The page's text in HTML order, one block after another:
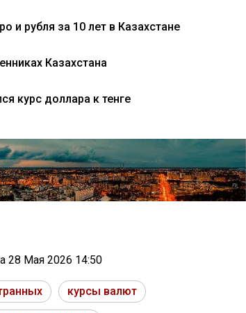
и рубля за 10 лет в Казахстане
Казахстана
курс доллара к тенге
28 Мая 2026 14:50
курсы валют